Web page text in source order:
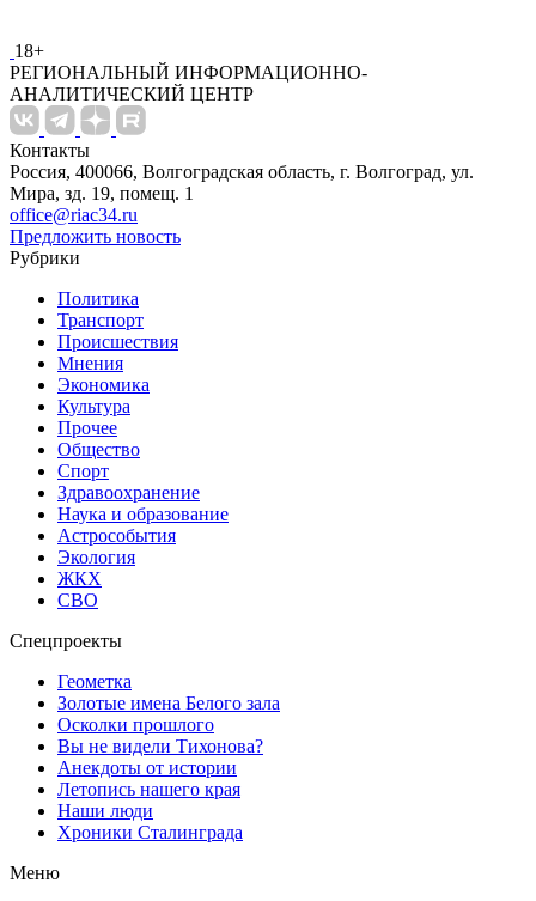
18+
РЕГИОНАЛЬНЫЙ ИНФОРМАЦИОННО-
АНАЛИТИЧЕСКИЙ ЦЕНТР
Контакты
Россия, 400066, Волгоградская область, г. Волгоград, ул.
Мира, зд. 19, помещ. 1
office@riac34.ru
Предложить новость
Рубрики
Политика
Транспорт
Происшествия
Мнения
Экономика
Культура
Прочее
Общество
Спорт
Здравоохранение
Наука и образование
Астрособытия
Экология
ЖКХ
СВО
Спецпроекты
Геометка
Золотые имена Белого зала
Осколки прошлого
Вы не видели Тихонова?
Анекдоты от истории
Летопись нашего края
Наши люди
Хроники Сталинграда
Меню